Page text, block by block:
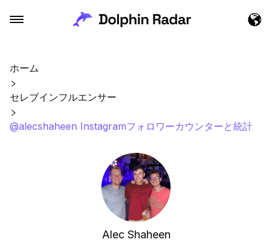
ホーム
セレブインフルエンサー
@alecshaheen Instagramフォロワーカウンターと統計
Alec Shaheen